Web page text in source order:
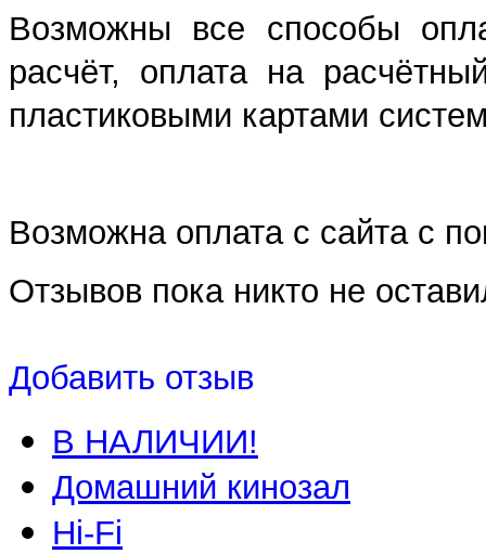
Возможны все способы
расчёт, оплата на
пластиковыми картами
Возможна оплата с сайта с
Отзывов пока никто не
Добавить отзыв
В НАЛИЧИИ!
Домашний кинозал
Hi-Fi